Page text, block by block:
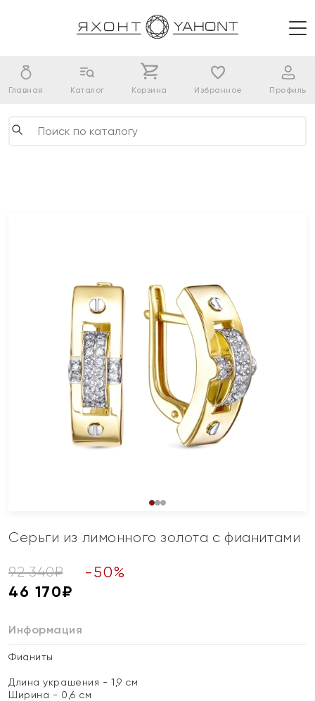
Главная Каталог Корзина Избранное Профиль
Серьги из лимонного золота с фианитами
92 340₽ -50%
46 170₽
Информация
Фианиты
Длина украшения - 1,9 см
Ширина - 0,6 см